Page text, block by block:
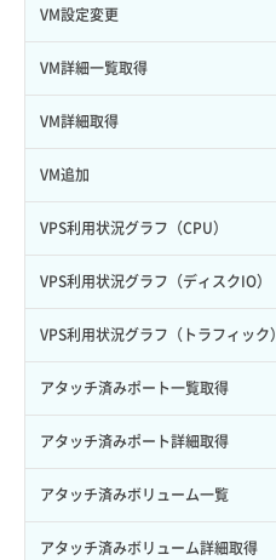
VM設定変更
VM詳細一覧取得
VM詳細取得
VM追加
VPS利用状況グラフ（CPU）
VPS利用状況グラフ（ディスクIO）
VPS利用状況グラフ（トラフィック）
アタッチ済みポート一覧取得
アタッチ済みポート詳細取得
アタッチ済みボリューム一覧
アタッチ済みボリューム詳細取得